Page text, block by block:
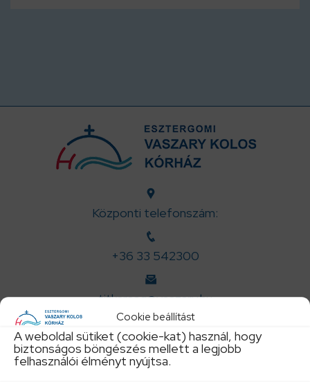
Cookie beállítást
A weboldal sütiket (cookie-kat) használ, hogy
biztonságos böngészés mellett a legjobb
felhasználói élményt nyújtsa.
Központi telefonszám:
+36 33 542300
titkarsag@vaszary.hu